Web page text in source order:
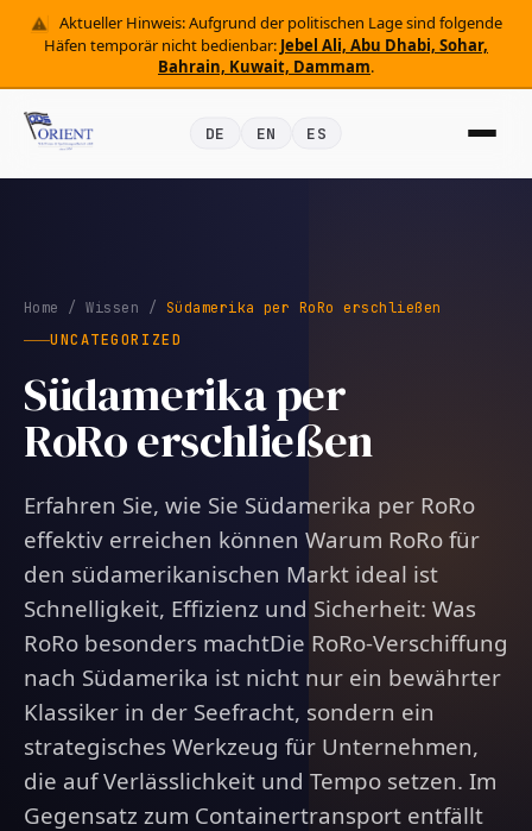
Aktueller Hinweis: Aufgrund der politischen Lage sind folgende
Häfen temporär nicht bedienbar: Jebel Ali, Abu Dhabi, Sohar,
Bahrain, Kuwait, Dammam.
DE EN ES
Home /Wissen / Südamerika per RoRo erschließen
UNCATEGORIZED
Südamerika per
RoRo erschließen
Erfahren Sie, wie Sie Südamerika per RoRo
effektiv erreichen können Warum RoRo für
den südamerikanischen Markt ideal ist
Schnelligkeit, Effizienz und Sicherheit: Was
RoRo besonders machtDie RoRo-Verschiffung
nach Südamerika ist nicht nur ein bewährter
Klassiker in der Seefracht, sondern ein
strategisches Werkzeug für Unternehmen,
die auf Verlässlichkeit und Tempo setzen. Im
Gegensatz zum Containertransport entfällt